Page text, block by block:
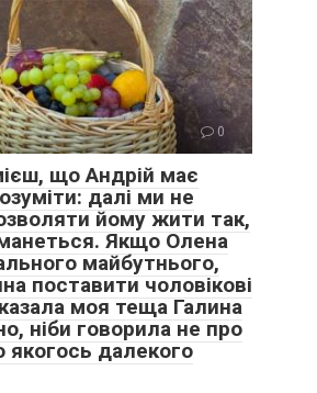
0
що Андрій має
далі ми не
йому жити так,
Якщо Олена
майбутнього,
поставити чоловікові
моя теща Галина
ніби говорила не про
якогось далекого